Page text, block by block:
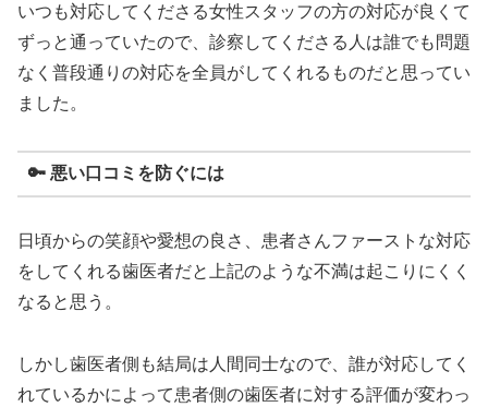
いつも対応してくださる女性スタッフの方の対応が良くて
ずっと通っていたので、診察してくださる人は誰でも問題
なく普段通りの対応を全員がしてくれるものだと思ってい
ました。
🔑 悪い口コミを防ぐには
日頃からの笑顔や愛想の良さ、患者さんファーストな対応
をしてくれる歯医者だと上記のような不満は起こりにくく
なると思う。
しかし歯医者側も結局は人間同士なので、誰が対応してく
れているかによって患者側の歯医者に対する評価が変わっ